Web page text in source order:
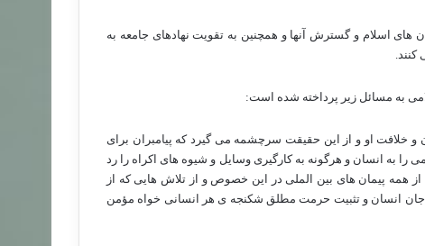
های اسلام و گسترش آنها و همچنین به تقویت نهادهای جامعه به
به مسائل زیر پرداخته شده است:
خلافت او و از این حقیقت سرچشمه می گیرد که پیامبران برای
را به انسان و هرگونه به کارگیری وسایل و شیوه های اکراه را رد
همه پیمان های بین الملی در این خصوص و از تلاش هایی که از
انسان و تثبیت حرمت مطلق شکنجه ی هر انسانی خواه مؤمن